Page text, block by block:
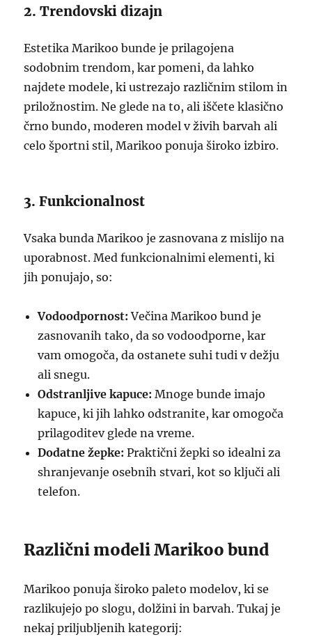
2. Trendovski dizajn
Estetika Marikoo bunde je prilagojena
sodobnim trendom, kar pomeni, da lahko
najdete modele, ki ustrezajo različnim stilom in
priložnostim. Ne glede na to, ali iščete klasično
črno bundo, moderen model v živih barvah ali
celo športni stil, Marikoo ponuja široko izbiro.
3. Funkcionalnost
Vsaka bunda Marikoo je zasnovana z mislijo na
uporabnost. Med funkcionalnimi elementi, ki
jih ponujajo, so:
Vodoodpornost: Večina Marikoo bund je
zasnovanih tako, da so vodoodporne, kar
vam omogoča, da ostanete suhi tudi v dežju
ali snegu.
Odstranljive kapuce: Mnoge bunde imajo
kapuce, ki jih lahko odstranite, kar omogoča
prilagoditev glede na vreme.
Dodatne žepke: Praktični žepki so idealni za
shranjevanje osebnih stvari, kot so ključi ali
telefon.
Različni modeli Marikoo bund
Marikoo ponuja široko paleto modelov, ki se
razlikujejo po slogu, dolžini in barvah. Tukaj je
nekaj priljubljenih kategorij: